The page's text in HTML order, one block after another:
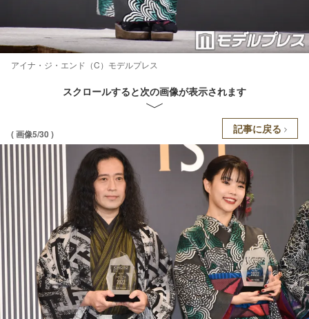
アイナ・ジ・エンド（C）モデルプレス
スクロールすると次の画像が表示されます
( 画像5/30 ) 記事に戻る